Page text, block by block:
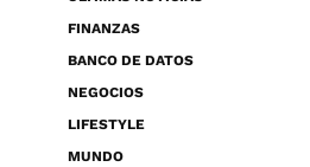
FINANZAS
BANCO DE DATOS
NEGOCIOS
LIFESTYLE
MUNDO